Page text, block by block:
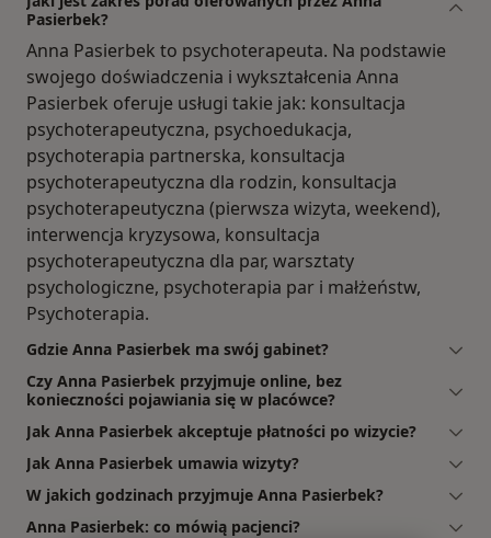
Pasierbek?
Anna Pasierbek to psychoterapeuta. Na podstawie
swojego doświadczenia i wykształcenia Anna
Pasierbek oferuje usługi takie jak: konsultacja
psychoterapeutyczna, psychoedukacja,
psychoterapia partnerska, konsultacja
psychoterapeutyczna dla rodzin, konsultacja
psychoterapeutyczna (pierwsza wizyta, weekend),
interwencja kryzysowa, konsultacja
psychoterapeutyczna dla par, warsztaty
psychologiczne, psychoterapia par i małżeństw,
Psychoterapia.
Gdzie Anna Pasierbek ma swój gabinet?
Czy Anna Pasierbek przyjmuje online, bez
konieczności pojawiania się w placówce?
Jak Anna Pasierbek akceptuje płatności po wizycie?
Jak Anna Pasierbek umawia wizyty?
W jakich godzinach przyjmuje Anna Pasierbek?
Anna Pasierbek: co mówią pacjenci?